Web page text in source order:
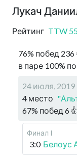
Лукач
Рейтинг TTW
76% побед 236
в паре 100%
24 июля, 2019
4 место
67% побед 6
Финал I
3:0 Белоус